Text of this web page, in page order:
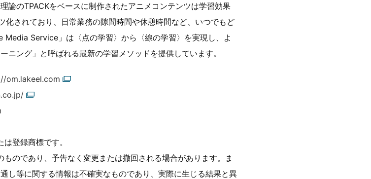
論のTPACKをベースに制作されたアニメコンテンツは学習効果
されており、日常業務の隙間時間や休憩時間など、いつでもど
Media Service」は〈点の学習〉から〈線の学習〉を実現し、よ
ニング」と呼ばれる最新の学習メソッドを提供しています。
om.lakeel.com
登録商標です。
のであり、予告なく変更または撤回される場合があります。ま
し等に関する情報は不確実なものであり、実際に生じる結果と異